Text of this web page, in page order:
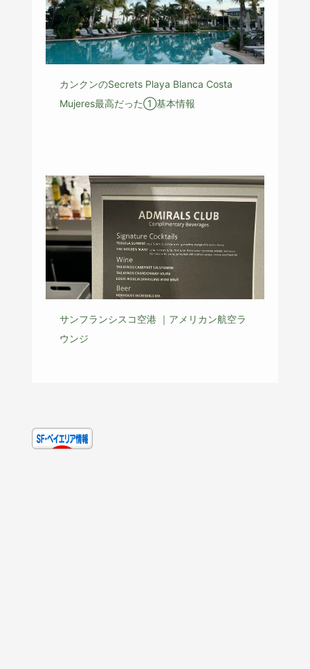
カンクンのSecrets Playa Blanca Costa
Mujeres最高だった①基本情報
サンフランシスコ空港 ｜アメリカン航空ラ
ウンジ